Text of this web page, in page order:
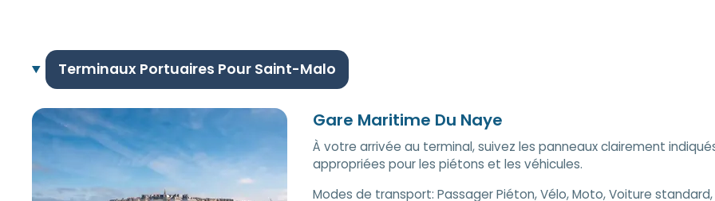
Terminaux Portuaires Pour Saint-Malo
Gare Maritime Du Naye
À votre arrivée au terminal, suivez les panneaux clairement
appropriées pour les piétons et les véhicules.
Modes de transport: Passager Piéton, Vélo, Moto, Voiture